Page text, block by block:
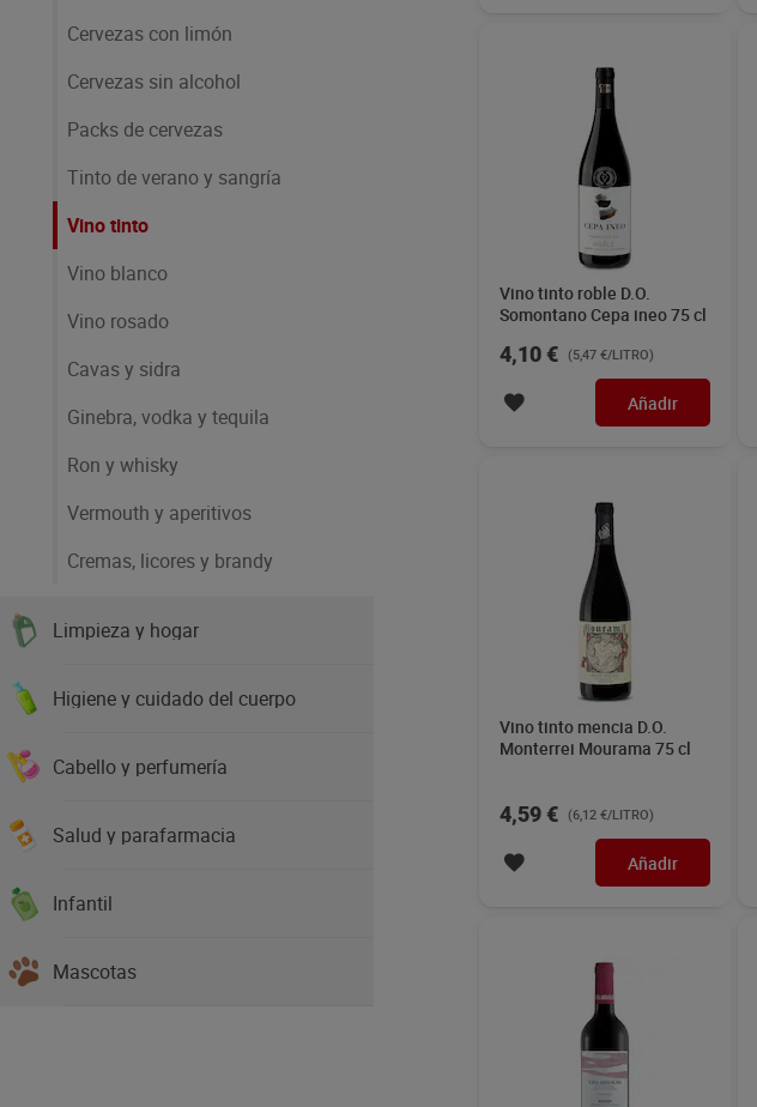
Cervezas con limón
Cervezas sin alcohol
Packs de cervezas
Tinto de verano y sangría
Vino tinto
Vino blanco
Vino rosado
Cavas y sidra
Ginebra, vodka y tequila
Ron y whisky
Vermouth y aperitivos
Cremas, licores y brandy
Limpieza y hogar
Higiene y cuidado del cuerpo
Cabello y perfumería
Salud y parafarmacia
Infantil
Mascotas
Vino tinto roble D.O.
Somontano Cepa ineo 75 cl
4,10 € (5,47 €/LITRO)
Añadir
Vino tinto mencia D.O.
Monterrei Mourama 75 cl
4,59 € (6,12 €/LITRO)
Añadir